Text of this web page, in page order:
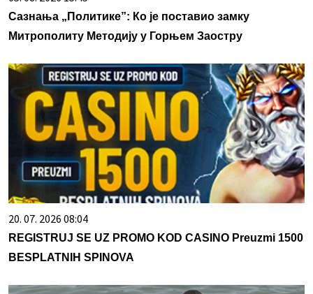
Сазнања „Политике”: Ко је поставио замку
Митрополиту Методију у Горњем Заостру
20. 07. 2026 08:04
REGISTRUJ SE UZ PROMO KOD CASINO Preuzmi 1500
BESPLATNIH SPINOVA